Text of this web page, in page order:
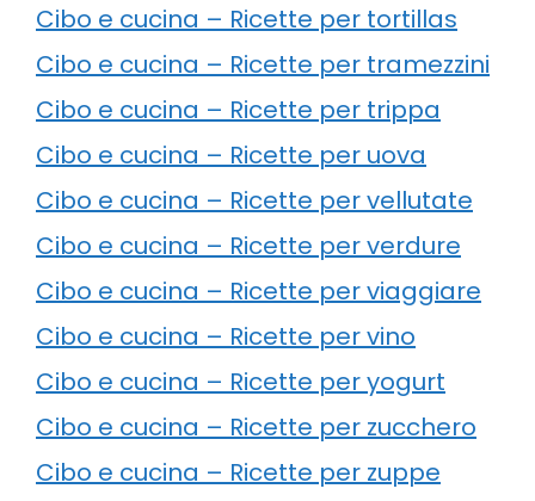
Cibo e cucina – Ricette per tortillas
Cibo e cucina – Ricette per tramezzini
Cibo e cucina – Ricette per trippa
Cibo e cucina – Ricette per uova
Cibo e cucina – Ricette per vellutate
Cibo e cucina – Ricette per verdure
Cibo e cucina – Ricette per viaggiare
Cibo e cucina – Ricette per vino
Cibo e cucina – Ricette per yogurt
Cibo e cucina – Ricette per zucchero
Cibo e cucina – Ricette per zuppe